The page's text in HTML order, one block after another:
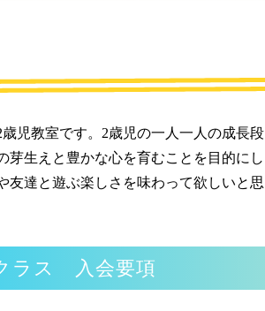
児教室です。2歳児の一人一人の成長段
芽生えと豊かな心を育むことを目的にし
友達と遊ぶ楽しさを味わって欲しいと思
ラス 入会要項